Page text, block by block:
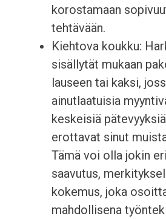
korostamaan
tehtävään.
Kiehtova koukku:
sisällytät mukaan
lauseen tai kaksi,
ainutlaatuisia
keskeisiä
erottavat sinut
Tämä voi olla jokin
saavutus,
kokemus, joka
mahdollisena